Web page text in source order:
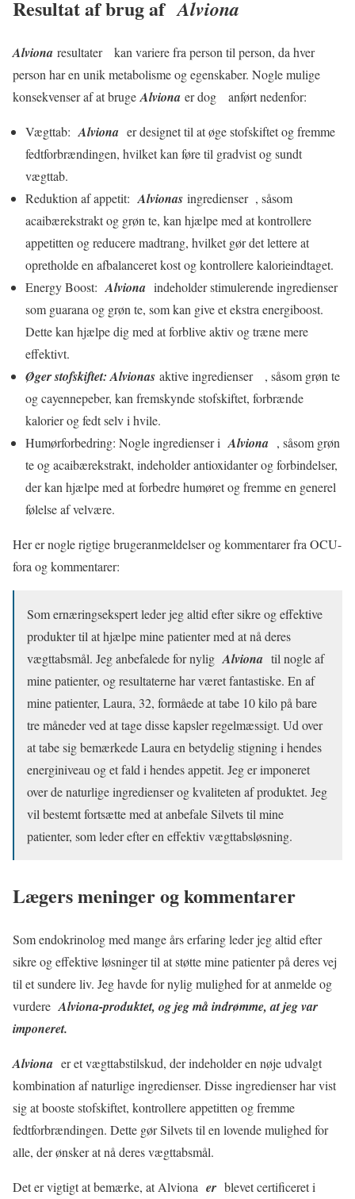
Resultat af brug afAlviona
Alviona resultater kan variere fra person til person, da hver
person har en unik metabolisme og egenskaber. Nogle mulige
konsekvenser af at bruge Alviona er dog anført nedenfor:
Vægttab: Alviona er designet til at øge stofskiftet og fremme
fedtforbrændingen, hvilket kan føre til gradvist og sundt
vægttab.
Reduktion af appetit: Alvionas ingredienser , såsom
acaibærekstrakt og grøn te, kan hjælpe med at kontrollere
appetitten og reducere madtrang, hvilket gør det lettere at
opretholde en afbalanceret kost og kontrollere kalorieindtaget.
Energy Boost: Alviona indeholder stimulerende ingredienser
som guarana og grøn te, som kan give et ekstra energiboost.
Dette kan hjælpe dig med at forblive aktiv og træne mere
effektivt.
Øger stofskiftet: Alvionas aktive ingredienser , såsom grøn te
og cayennepeber, kan fremskynde stofskiftet, forbrænde
kalorier og fedt selv i hvile.
Humørforbedring: Nogle ingredienser i Alviona , såsom grøn
te og acaibærekstrakt, indeholder antioxidanter og forbindelser,
der kan hjælpe med at forbedre humøret og fremme en generel
følelse af velvære.
Her er nogle rigtige brugeranmeldelser og kommentarer fra OCU-
fora og kommentarer:
Som ernæringsekspert leder jeg altid efter sikre og effektive
produkter til at hjælpe mine patienter med at nå deres
vægttabsmål. Jeg anbefalede for nylig Alviona til nogle af
mine patienter, og resultaterne har været fantastiske. En af
mine patienter, Laura, 32, formåede at tabe 10 kilo på bare
tre måneder ved at tage disse kapsler regelmæssigt. Ud over
at tabe sig bemærkede Laura en betydelig stigning i hendes
energiniveau og et fald i hendes appetit. Jeg er imponeret
over de naturlige ingredienser og kvaliteten af ​​produktet. Jeg
vil bestemt fortsætte med at anbefale Silvets til mine
patienter, som leder efter en effektiv vægttabsløsning.
Lægers meninger og kommentarer
Som endokrinolog med mange års erfaring leder jeg altid efter
sikre og effektive løsninger til at støtte mine patienter på deres vej
til et sundere liv. Jeg havde for nylig mulighed for at anmelde og
vurdere Alviona-produktet, og jeg må indrømme, at jeg var
imponeret.
Alviona er et vægttabstilskud, der indeholder en nøje udvalgt
kombination af naturlige ingredienser. Disse ingredienser har vist
sig at booste stofskiftet, kontrollere appetitten og fremme
fedtforbrændingen. Dette gør Silvets til en lovende mulighed for
alle, der ønsker at nå deres vægttabsmål.
Det er vigtigt at bemærke, at Alviona er blevet certificeret i